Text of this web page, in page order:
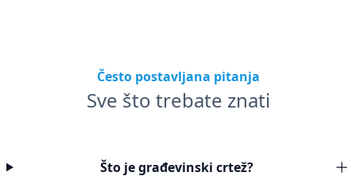
Često postavljana pitanja
Sve što trebate znati
Što je građevinski crtež?